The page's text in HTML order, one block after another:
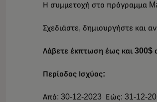
Η συμμετοχή στο πρόγραμμα
Σχεδιάστε, δημιουργήστε και
Λάβετε έκπτωση έως και 300$
Περίοδος Ισχύος:
Από: 30-12-2023 Εώς: 31-12-